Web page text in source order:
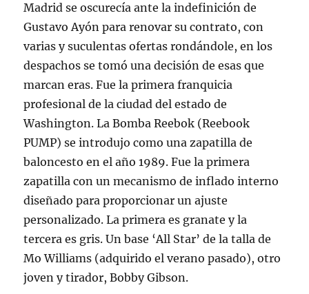
Madrid se oscurecía ante la indefinición de
Gustavo Ayón para renovar su contrato, con
varias y suculentas ofertas rondándole, en los
despachos se tomó una decisión de esas que
marcan eras. Fue la primera franquicia
profesional de la ciudad del estado de
Washington. La Bomba Reebok (Reebook
PUMP) se introdujo como una zapatilla de
baloncesto en el año 1989. Fue la primera
zapatilla con un mecanismo de inflado interno
diseñado para proporcionar un ajuste
personalizado. La primera es granate y la
tercera es gris. Un base ‘All Star’ de la talla de
Mo Williams (adquirido el verano pasado), otro
joven y tirador, Bobby Gibson.